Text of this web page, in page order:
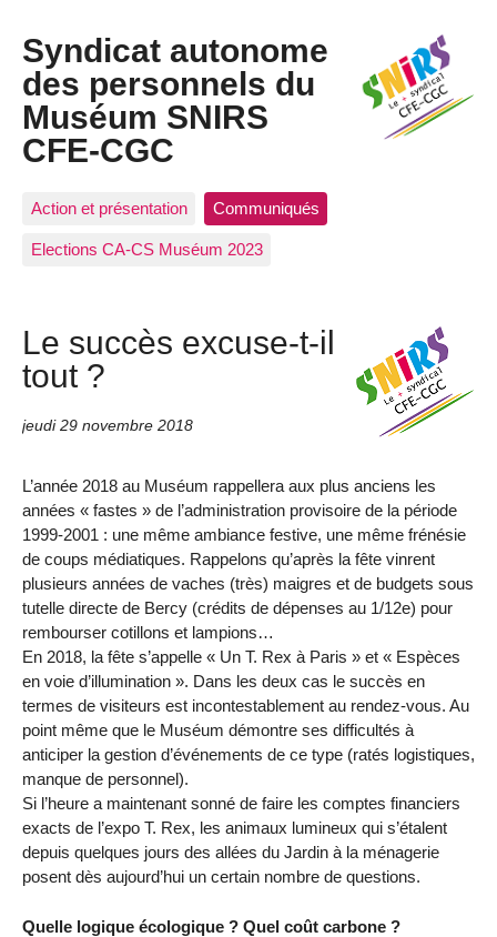
Syndicat autonome
des personnels du
Muséum SNIRS
CFE-CGC
Action et présentation Communiqués
Elections CA-CS Muséum 2023
Le succès excuse-t-il
tout ?
jeudi 29 novembre 2018
L’année 2018 au Muséum rappellera aux plus anciens les
années « fastes » de l’administration provisoire de la période
1999-2001 : une même ambiance festive, une même frénésie
de coups médiatiques. Rappelons qu’après la fête vinrent
plusieurs années de vaches (très) maigres et de budgets sous
tutelle directe de Bercy (crédits de dépenses au 1/12e) pour
rembourser cotillons et lampions…
En 2018, la fête s’appelle « Un T. Rex à Paris » et « Espèces
en voie d’illumination ». Dans les deux cas le succès en
termes de visiteurs est incontestablement au rendez-vous. Au
point même que le Muséum démontre ses difficultés à
anticiper la gestion d’événements de ce type (ratés logistiques,
manque de personnel).
Si l’heure a maintenant sonné de faire les comptes financiers
exacts de l’expo T. Rex, les animaux lumineux qui s’étalent
depuis quelques jours des allées du Jardin à la ménagerie
posent dès aujourd’hui un certain nombre de questions.
Quelle logique écologique ? Quel coût carbone ?